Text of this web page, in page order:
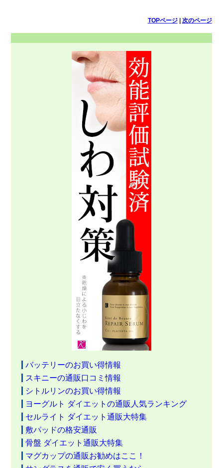
TOPページ| 次のページ
バッテリーのお買い得情報
スキニーの通販口コミ情報
シトルリンのお買い得情報
ヨーグルト ダイエットの通販人気ランキング
セルライト ダイエット通販大特集
敷パッドの格安通販
骨盤 ダイエット通販大特集
マグカップの通販お勧めはここ！